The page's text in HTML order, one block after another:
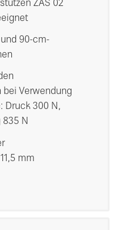
ZAS 02
90-cm-
Verwendung
Druck 300 N,
835 N
mm